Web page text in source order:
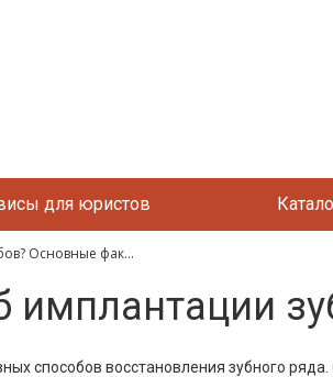
для юристов
Основные фак...
имплантации
способов восстановления зубного